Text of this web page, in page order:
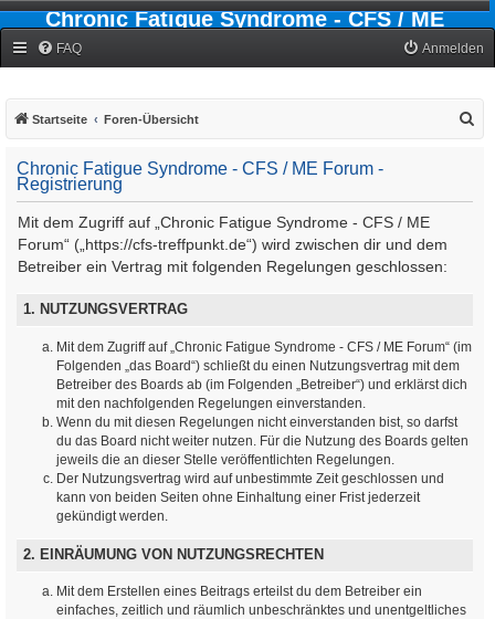
Chronic Fatigue Syndrome - CFS / ME
FAQ Anmelden
Startseite Foren-Übersicht
Chronic Fatigue Syndrome - CFS / ME Forum -
Registrierung
Mit dem Zugriff auf „Chronic Fatigue Syndrome - CFS / ME
Forum“ („https://cfs-treffpunkt.de“) wird zwischen dir und dem
Betreiber ein Vertrag mit folgenden Regelungen geschlossen:
1. NUTZUNGSVERTRAG
Mit dem Zugriff auf „Chronic Fatigue Syndrome - CFS / ME Forum“ (im
Folgenden „das Board“) schließt du einen Nutzungsvertrag mit dem
Betreiber des Boards ab (im Folgenden „Betreiber“) und erklärst dich
mit den nachfolgenden Regelungen einverstanden.
Wenn du mit diesen Regelungen nicht einverstanden bist, so darfst
du das Board nicht weiter nutzen. Für die Nutzung des Boards gelten
jeweils die an dieser Stelle veröffentlichten Regelungen.
Der Nutzungsvertrag wird auf unbestimmte Zeit geschlossen und
kann von beiden Seiten ohne Einhaltung einer Frist jederzeit
gekündigt werden.
2. EINRÄUMUNG VON NUTZUNGSRECHTEN
Mit dem Erstellen eines Beitrags erteilst du dem Betreiber ein
einfaches, zeitlich und räumlich unbeschränktes und unentgeltliches